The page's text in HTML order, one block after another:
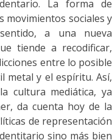
La forma de
movimientos sociales y
a una nueva
tiende a recodificar,
entre lo posible
metal y el espíritu. Así,
cultura mediática, ya
da cuenta hoy de la
de representación
sino más bien